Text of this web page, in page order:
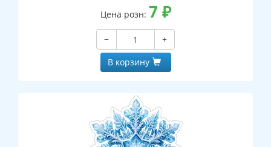
Цена розн: 7 ₽
−
+
В корзину